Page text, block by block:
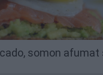
somon afumat